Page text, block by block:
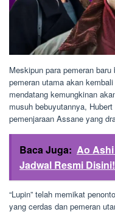
Meskipun para pemeran
pemeran utama akan
mendatang kemungkinan
musuh bebuyutannya,
pemenjaraan Assane yang
Baca Juga: Ao
Jadwal Resmi Disini!
“Lupin” telah memikat
yang cerdas dan pemeran